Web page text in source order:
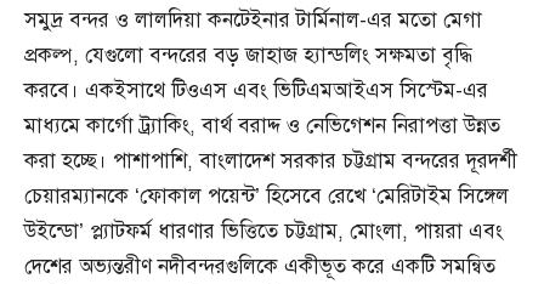
সমুদ্র বন্দর ও লালদিয়া কনটেইনার টার্মিনাল-এর মতো মেগা
প্রকল্প, যেগুলো বন্দরের বড় জাহাজ হ্যান্ডলিং সক্ষমতা বৃদ্ধি
করবে। একইসাথে টিওএস এবং ভিটিএমআইএস সিস্টেম-এর
মাধ্যমে কার্গো ট্র্যাকিং, বার্থ বরাদ্দ ও নেভিগেশন নিরাপত্তা উন্নত
করা হচ্ছে। পাশাপাশি, বাংলাদেশ সরকার চট্টগ্রাম বন্দরের দূরদর্শী
চেয়ারম্যানকে ‘ফোকাল পয়েন্ট’ হিসেবে রেখে ‘মেরিটাইম সিঙ্গেল
উইন্ডো’ প্ল্যাটফর্ম ধারণার ভিত্তিতে চট্টগ্রাম, মোংলা, পায়রা এবং
দেশের অভ্যন্তরীণ নদীবন্দরগুলিকে একীভূত করে একটি সমন্বিত